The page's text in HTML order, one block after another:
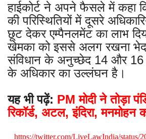
हाईकोर्ट ने अपने फैसले में कहा
की परिस्थितियों में दूसरे
छूट देकर एम्पैनलमेंट का लाभ
खेमका को इससे अलग रखना
संविधान के अनुच्छेद 14 और 16
के अधिकार का उल्लंघन है।
यह भी पढ़ें: PM मोदी ने तोड़ा
रिकॉर्ड, अटल, इंदिरा, मनमोहन
https://twitter.com/LiveLawIndia/status/